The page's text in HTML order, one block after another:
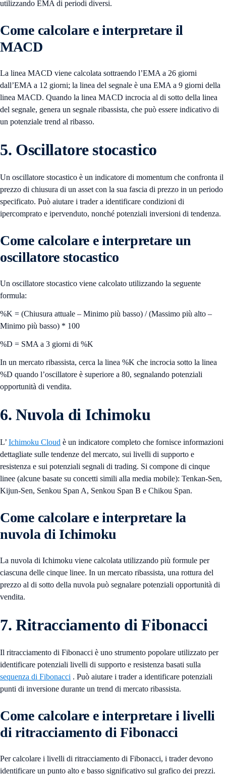
utilizzando EMA di periodi diversi.
Come calcolare e interpretare il
MACD
La linea MACD viene calcolata sottraendo l’EMA a 26 giorni
dall’EMA a 12 giorni; la linea del segnale è una EMA a 9 giorni della
linea MACD. Quando la linea MACD incrocia al di sotto della linea
del segnale, genera un segnale ribassista, che può essere indicativo di
un potenziale trend al ribasso.
5. Oscillatore stocastico
Un oscillatore stocastico è un indicatore di momentum che confronta il
prezzo di chiusura di un asset con la sua fascia di prezzo in un periodo
specificato. Può aiutare i trader a identificare condizioni di
ipercomprato e ipervenduto, nonché potenziali inversioni di tendenza.
Come calcolare e interpretare un
oscillatore stocastico
Un oscillatore stocastico viene calcolato utilizzando la seguente
formula:
%K = (Chiusura attuale – Minimo più basso) / (Massimo più alto –
Minimo più basso) * 100
%D = SMA a 3 giorni di %K
In un mercato ribassista, cerca la linea %K che incrocia sotto la linea
%D quando l’oscillatore è superiore a 80, segnalando potenziali
opportunità di vendita.
6. Nuvola di Ichimoku
L’ Ichimoku Cloud è un indicatore completo che fornisce informazioni
dettagliate sulle tendenze del mercato, sui livelli di supporto e
resistenza e sui potenziali segnali di trading. Si compone di cinque
linee (alcune basate su concetti simili alla media mobile): Tenkan-Sen,
Kijun-Sen, Senkou Span A, Senkou Span B e Chikou Span.
Come calcolare e interpretare la
nuvola di Ichimoku
La nuvola di Ichimoku viene calcolata utilizzando più formule per
ciascuna delle cinque linee. In un mercato ribassista, una rottura del
prezzo al di sotto della nuvola può segnalare potenziali opportunità di
vendita.
7. Ritracciamento di Fibonacci
Il ritracciamento di Fibonacci è uno strumento popolare utilizzato per
identificare potenziali livelli di supporto e resistenza basati sulla
sequenza di Fibonacci . Può aiutare i trader a identificare potenziali
punti di inversione durante un trend di mercato ribassista.
Come calcolare e interpretare i livelli
di ritracciamento di Fibonacci
Per calcolare i livelli di ritracciamento di Fibonacci, i trader devono
identificare un punto alto e basso significativo sul grafico dei prezzi.